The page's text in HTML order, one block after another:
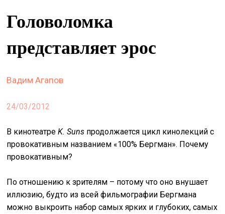
о
искать
Головоломка
представляет эрос
Вадим Агапов
24/03/2012
В кинотеатреK. Suns продолжается цикл кинолекций с
провокативным названием «100% Бергман». Почему
провокативным?
По отношению к зрителям – потому что оно внушает
иллюзию, будто из всей фильмографии Бергмана
можно выкроить набор самых ярких и глубоких, самых